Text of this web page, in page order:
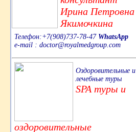
Ирина Петровна
Якимочкина
Телефон:+7(908)737-78-47 WhatsApp
e-mail : doctor@royalmedgroup.com
Оздоровительные и
лечебные туры
SPA туры и
оздоровительные